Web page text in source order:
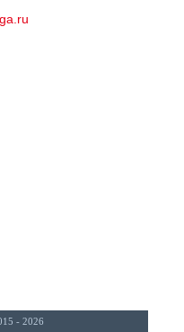
- 2026